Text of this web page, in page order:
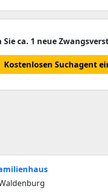
Sie ca. 1 neue
Kostenlosen Suchagent